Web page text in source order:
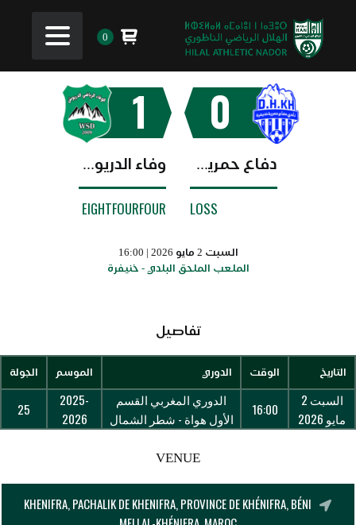
0
0
دفاع حمرية خنيفرة
LOSS
1
وفاء الدريوش
EIGHTFOURFOUR
السبت 2 مايو 2026 | 16:00
الملعب الملحق البلدي - خنيفرة
تفاصيل
التاريخ الوقت الدوري الموسم الجولة
السبت 2
مايو 2026
16:00
الدوري المغربي القسم
الأول هواة - شطر الشمال
2025-
2026
25
VENUE
KHENIFRA, PACHALIK DE KHENIFRA, PROVINCE DE KHÉNIFRA, BÉNI